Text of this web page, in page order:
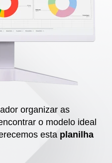
organizar as
o modelo ideal
esta planilha